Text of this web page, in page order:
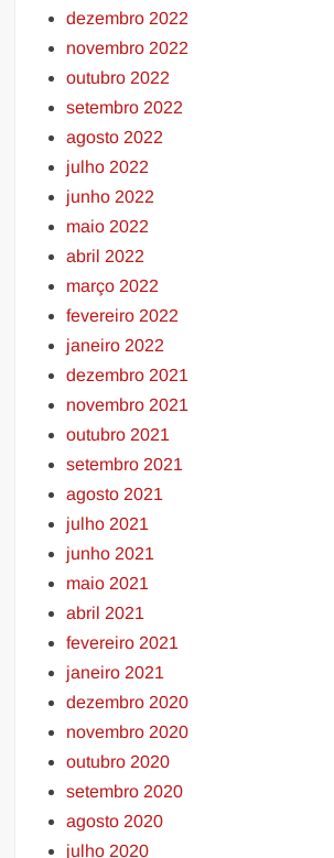
dezembro 2022
novembro 2022
outubro 2022
setembro 2022
agosto 2022
julho 2022
junho 2022
maio 2022
abril 2022
março 2022
fevereiro 2022
janeiro 2022
dezembro 2021
novembro 2021
outubro 2021
setembro 2021
agosto 2021
julho 2021
junho 2021
maio 2021
abril 2021
fevereiro 2021
janeiro 2021
dezembro 2020
novembro 2020
outubro 2020
setembro 2020
agosto 2020
julho 2020